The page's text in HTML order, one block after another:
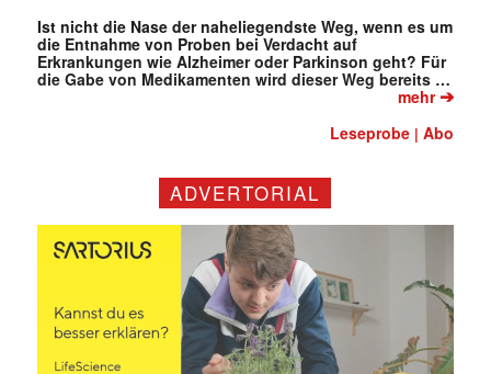
Ist nicht die Nase der naheliegendste Weg, wenn es um
die Entnahme von Proben bei Verdacht auf
Erkrankungen wie Alzheimer oder Parkinson geht? Für
die Gabe von Medikamenten wird dieser Weg bereits …
mehr➔
Leseprobe |Abo
ADVERTORIAL